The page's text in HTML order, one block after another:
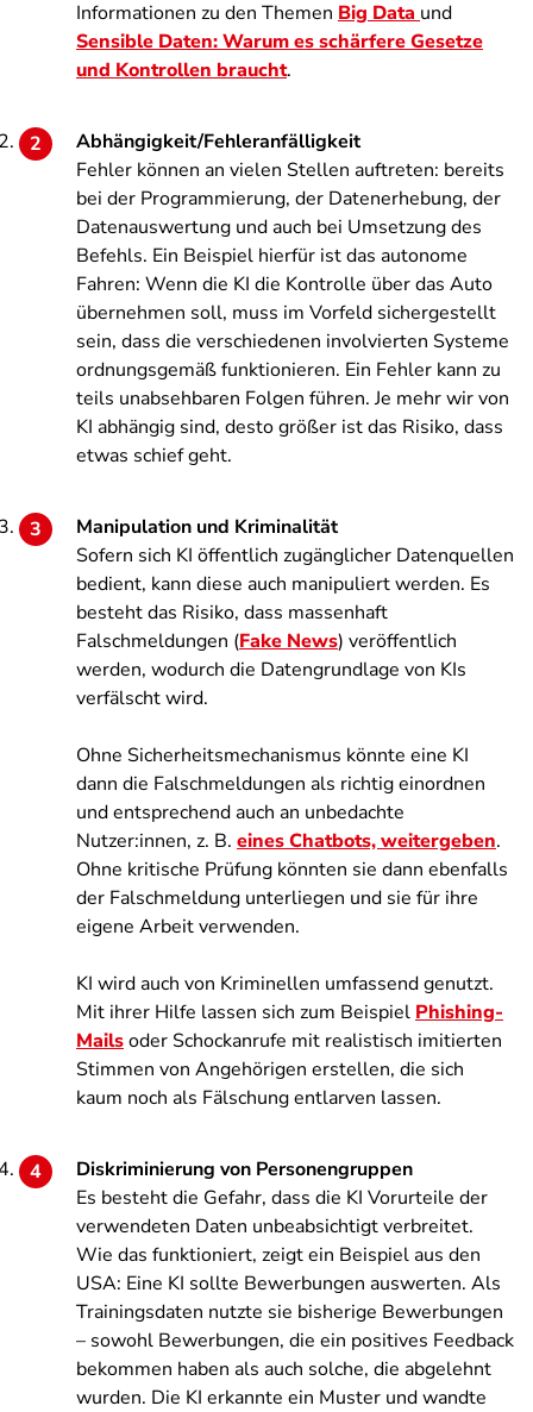
Informationen zu den Themen Big Data und
Sensible Daten: Warum es schärfere Gesetze
und Kontrollen braucht.
Abhängigkeit/Fehleranfälligkeit
Fehler können an vielen Stellen auftreten: bereits
bei der Programmierung, der Datenerhebung, der
Datenauswertung und auch bei Umsetzung des
Befehls. Ein Beispiel hierfür ist das autonome
Fahren: Wenn die KI die Kontrolle über das Auto
übernehmen soll, muss im Vorfeld sichergestellt
sein, dass die verschiedenen involvierten Systeme
ordnungsgemäß funktionieren. Ein Fehler kann zu
teils unabsehbaren Folgen führen. Je mehr wir von
KI abhängig sind, desto größer ist das Risiko, dass
etwas schief geht.
Manipulation und Kriminalität
Sofern sich KI öffentlich zugänglicher Datenquellen
bedient, kann diese auch manipuliert werden. Es
besteht das Risiko, dass massenhaft
Falschmeldungen (Fake News) veröffentlich
werden, wodurch die Datengrundlage von KIs
verfälscht wird.
Ohne Sicherheitsmechanismus könnte eine KI
dann die Falschmeldungen als richtig einordnen
und entsprechend auch an unbedachte
Nutzer:innen, z. B. eines Chatbots, weitergeben.
Ohne kritische Prüfung könnten sie dann ebenfalls
der Falschmeldung unterliegen und sie für ihre
eigene Arbeit verwenden.
KI wird auch von Kriminellen umfassend genutzt.
Mit ihrer Hilfe lassen sich zum Beispiel Phishing-
Mailsoder Schockanrufe mit realistisch imitierten
Stimmen von Angehörigen erstellen, die sich
kaum noch als Fälschung entlarven lassen.
Diskriminierung von Personengruppen
Es besteht die Gefahr, dass die KI Vorurteile der
verwendeten Daten unbeabsichtigt verbreitet.
Wie das funktioniert, zeigt ein Beispiel aus den
USA: Eine KI sollte Bewerbungen auswerten. Als
Trainingsdaten nutzte sie bisherige Bewerbungen
– sowohl Bewerbungen, die ein positives Feedback
bekommen haben als auch solche, die abgelehnt
wurden. Die KI erkannte ein Muster und wandte